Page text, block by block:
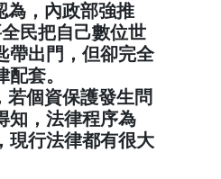
為，內政部強推
民把自己數位世
帶出門，但卻完全
套。
若個資保護發生問
知，法律程序為
現行法律都有很大